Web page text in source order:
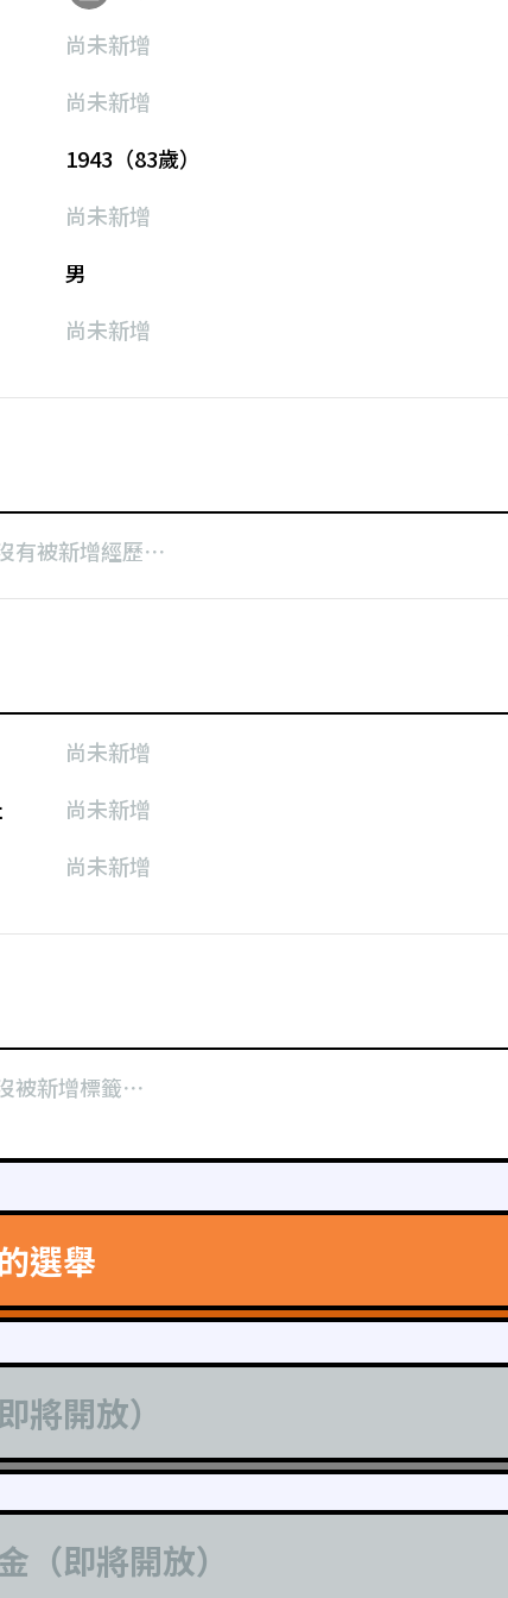
尚未新增
尚未新增
1943（83歲）
尚未新增
男
尚未新增
有被新增經歷⋯
尚未新增
尚未新增
尚未新增
被新增標籤⋯
選舉
將開放）
（即將開放）